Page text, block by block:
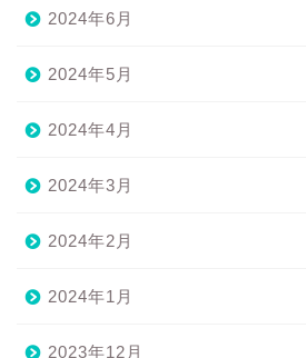
2024年6月
2024年5月
2024年4月
2024年3月
2024年2月
2024年1月
2023年12月